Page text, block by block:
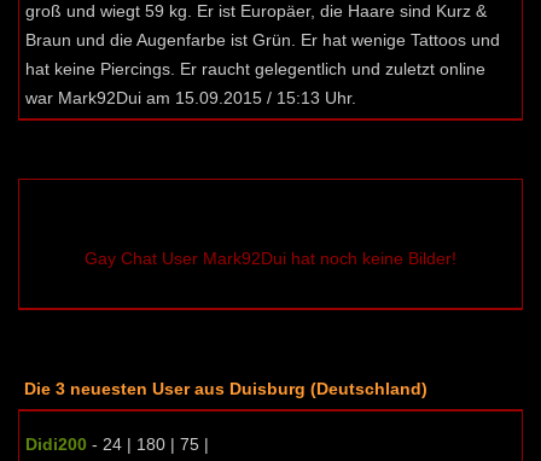
groß und wiegt 59 kg. Er ist Europäer, die Haare sind Kurz &
Braun und die Augenfarbe ist Grün. Er hat wenige Tattoos und
hat keine Piercings. Er raucht gelegentlich und zuletzt online
war Mark92Dui am 15.09.2015 / 15:13 Uhr.
Gay Chat User Mark92Dui hat noch keine Bilder!
Die 3 neuesten User aus Duisburg (Deutschland)
Didi200 - 24 | 180 | 75 |